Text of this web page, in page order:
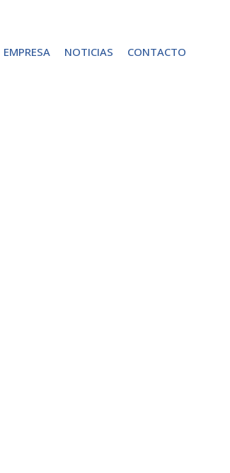
EMPRESA NOTICIAS CONTACTO